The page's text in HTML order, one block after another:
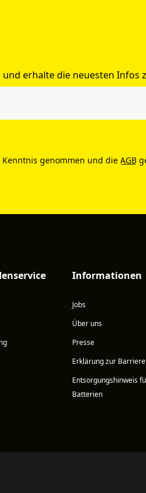
erhalte die neuesten Infos
Kenntnis genommen und die AGB
Informationen
Jobs
Über uns
Presse
Erklärung zur
Entsorgungshinweis
Batterien